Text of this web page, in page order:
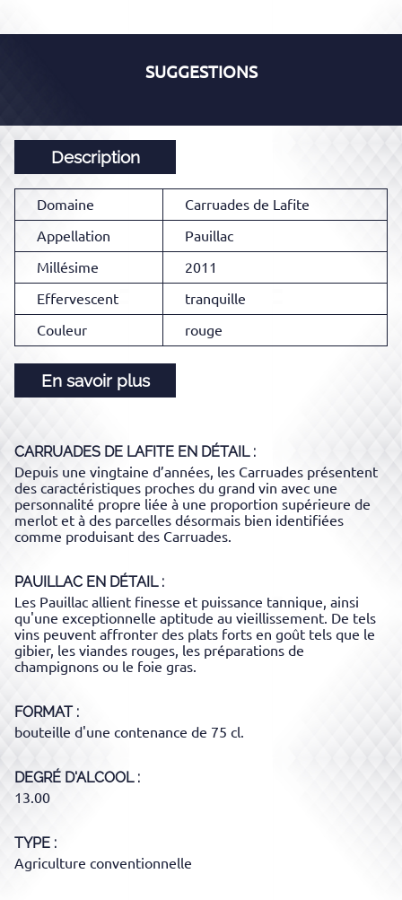
SUGGESTIONS
Description
Domaine
Carruades de Lafite
Appellation
Pauillac
Millésime
2011
Effervescent
tranquille
Couleur
rouge
En savoir plus
CARRUADES DE LAFITE EN DÉTAIL :
Depuis une vingtaine d’années, les Carruades présentent
des caractéristiques proches du grand vin avec une
personnalité propre liée à une proportion supérieure de
merlot et à des parcelles désormais bien identifiées
comme produisant des Carruades.
PAUILLAC EN DÉTAIL :
Les Pauillac allient finesse et puissance tannique, ainsi
qu'une exceptionnelle aptitude au vieillissement. De tels
vins peuvent affronter des plats forts en goût tels que le
gibier, les viandes rouges, les préparations de
champignons ou le foie gras.
FORMAT
bouteille d'une contenance de 75 cl.
DEGRÉ D'ALCOOL
13.00
TYPE
Agriculture conventionnelle